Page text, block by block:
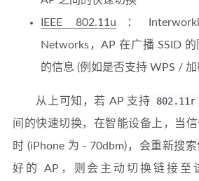
IEEE 802.11u ：
Networks，AP 在广播 SSID
的信息 (例如是否支持 WPS /
从上可知，若 AP 支持 802.11r
间的快速切换，在智能设备上，当
时 (iPhone 为 - 70dbm)，会重新搜
好的 AP，则会主动切换链接至